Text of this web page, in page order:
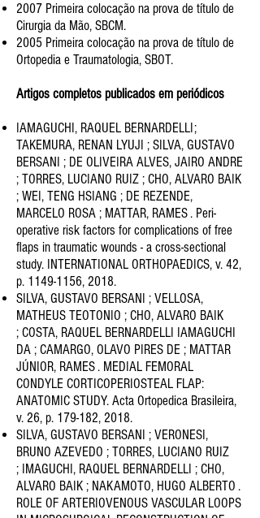
2007 Primeira colocação na prova de título de
Cirurgia da Mão, SBCM.
2005 Primeira colocação na prova de título de
Ortopedia e Traumatologia, SBOT.
Artigos completos publicados em periódicos
IAMAGUCHI, RAQUEL BERNARDELLI;
TAKEMURA, RENAN LYUJI ; SILVA, GUSTAVO
BERSANI ; DE OLIVEIRA ALVES, JAIRO ANDRE
; TORRES, LUCIANO RUIZ ; CHO, ALVARO BAIK
; WEI, TENG HSIANG ; DE REZENDE,
MARCELO ROSA ; MATTAR, RAMES . Peri-
operative risk factors for complications of free
flaps in traumatic wounds - a cross-sectional
study. INTERNATIONAL ORTHOPAEDICS, v. 42,
p. 1149-1156, 2018.
SILVA, GUSTAVO BERSANI ; VELLOSA,
MATHEUS TEOTONIO ; CHO, ALVARO BAIK
; COSTA, RAQUEL BERNARDELLI IAMAGUCHI
DA ; CAMARGO, OLAVO PIRES DE ; MATTAR
JÚNIOR, RAMES . MEDIAL FEMORAL
CONDYLE CORTICOPERIOSTEAL FLAP:
ANATOMIC STUDY. Acta Ortopedica Brasileira,
v. 26, p. 179-182, 2018.
SILVA, GUSTAVO BERSANI ; VERONESI,
BRUNO AZEVEDO ; TORRES, LUCIANO RUIZ
; IMAGUCHI, RAQUEL BERNARDELLI ; CHO,
ALVARO BAIK ; NAKAMOTO, HUGO ALBERTO .
ROLE OF ARTERIOVENOUS VASCULAR LOOPS